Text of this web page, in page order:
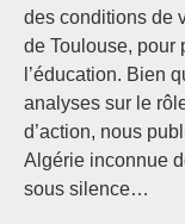
des conditions de
de Toulouse, pour
l’éducation. Bien
analyses sur le
d’action, nous
Algérie inconnue
sous silence…